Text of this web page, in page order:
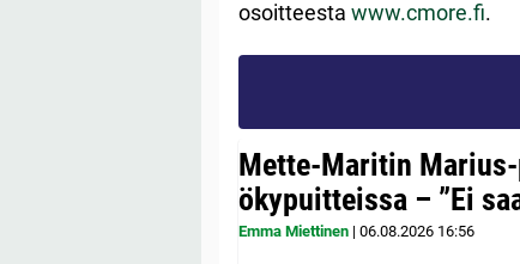
osoitteesta www.cmore.fi.
Mette-Maritin
ökypuitteissa – ”Ei
Emma Miettinen | 06.08.2026 16:56